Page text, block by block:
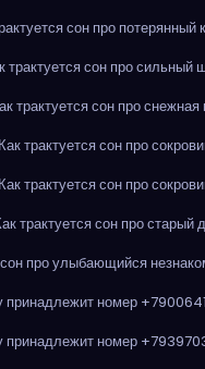
сон про потерянный
трактуется сон про сильный
трактуется сон про снежная
Как трактуется сон про
Как трактуется сон про
трактуется сон про старый
сон про улыбающийся
принадлежит номер
принадлежит номер